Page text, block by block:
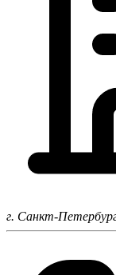
г. Санкт-